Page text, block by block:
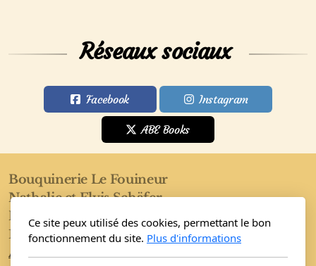
Réseaux sociaux
Facebook Instagram
ABE Books
Bouquinerie Le Fouineur
Nathalie et Elvis Schäfer
Rue de l'Eglise 40
1955 Saint-Pierre-de-Clages
Accueil
Ce site peux utilisé des cookies, permettant le bon
fonctionnement du site. Plus d'informations